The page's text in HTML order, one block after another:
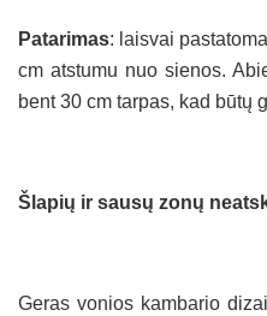
Patarimas: laisvai
cm atstumu nuo sienos.
bent 30 cm tarpas, kad būtų
Šlapių ir sausų zonų
Geras vonios kambario